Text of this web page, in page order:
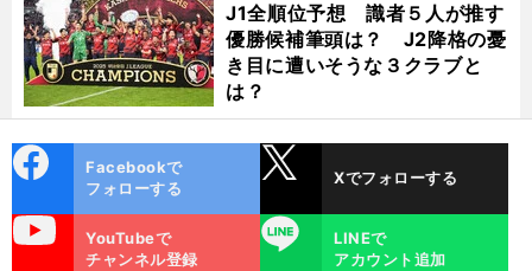
J1全順位予想 識者５人が推す
優勝候補筆頭は？ J2降格の憂
き目に遭いそうな３クラブと
は？
ok
Facebookで
フォローする
Xでフォローする
YouTubeで
チャンネル登録
LINE
LINEで
アカウント追加